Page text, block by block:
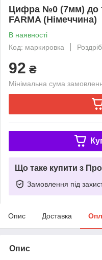
Цифра №0 (7мм) до
FARMA (Німеччина)
В наявності
Код: маркировка
Роздріб
92 ₴
Мінімальна сума
Що таке купити з
Замовлення під
Опис Доставка
Опис